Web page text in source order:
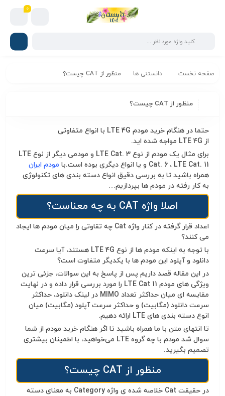
0
صفحه نخست دانستنی ها منظور از CAT چیست؟
منظور از CAT چیست؟
حتما در هنگام خرید
مودم LTE 4G با انواع متفاوتی
از LTE 4G مواجه شده اید.
برای مثال یک
مودم از نوع LTE Cat. 3 و مودمی دیگر از نوع LTE
Cat. 6 ، LTE Cat. 11 و یا انواع دیگری بوده است.با
مودم ایران
همراه باشید تا به بررسی دقیق انواع دسته بندی های تکنولوژی
به کار رفته در مودم ها بپردازیم…
اصلا واژه CAT به چه معناست؟
اعداد قرار گرفته در کنار واژه
Cat چه تقاوتی را میان مودم ها ایجاد
می کنند؟
با توجه به اینکه
مودم ها از نوع LTE 4G هستند، آیا سرعت
دانلود و آپلود این مودم ها با یکدیگر متفاوت است؟
در این مقاله قصد داریم پس از پاسخ به این سوالات، جزئی ترین
ویژگی های
مودم LTE Cat 11 را مورد بررسی قرار داده و در نهایت
مقایسه ای میان حداکثر تعداد MIMO در لینک دانلود، حداکثر
سرعت دانلود (مگابیت) و حداکثر سرعت آپلود (مگابیت) میان
انوع دسته بندی های LTE ارائه دهیم.
تا انتهای متن با ما همراه باشید تا اگر هنگام خرید مودم از شما
سوال شد مودم با چه گروه LTE می‌خواهید، با اطمینان بیشتری
تصمیم بگیرید.
منظور از
در حقیقت
Cat خلاصه شده ی واژه Category به معنای دسته